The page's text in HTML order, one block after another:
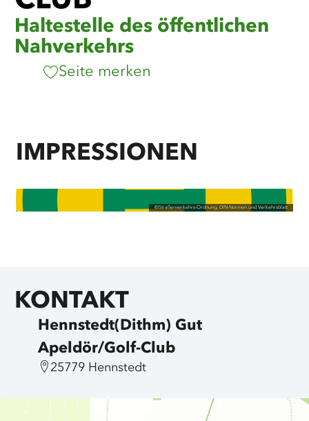
Haltestelle des öffentlichen
Nahverkehrs
Seite merken
IMPRESSIONEN
©Straßenverkehrs-Ordnung, DIN-Normen und Verkehrsblatt
KONTAKT
Hennstedt(Dithm) Gut
Apeldör/Golf-Club
25779 Hennstedt